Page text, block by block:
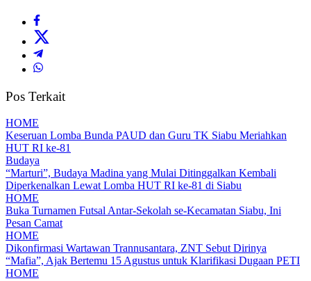
Pos Terkait
HOME
Keseruan Lomba Bunda PAUD dan Guru TK Siabu Meriahkan
HUT RI ke-81
Budaya
“Marturi”, Budaya Madina yang Mulai Ditinggalkan Kembali
Diperkenalkan Lewat Lomba HUT RI ke-81 di Siabu
HOME
Buka Turnamen Futsal Antar-Sekolah se-Kecamatan Siabu, Ini
Pesan Camat
HOME
Dikonfirmasi Wartawan Trannusantara, ZNT Sebut Dirinya
“Mafia”, Ajak Bertemu 15 Agustus untuk Klarifikasi Dugaan PETI
HOME